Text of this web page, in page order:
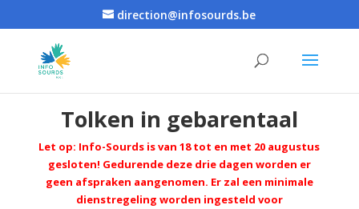
direction@infosourds.be
Tolken in gebarentaal
Let op: Info-Sourds is van 18 tot en met 20 augustus
gesloten! Gedurende deze drie dagen worden er
geen afspraken aangenomen. Er zal een minimale
dienstregeling worden ingesteld voor